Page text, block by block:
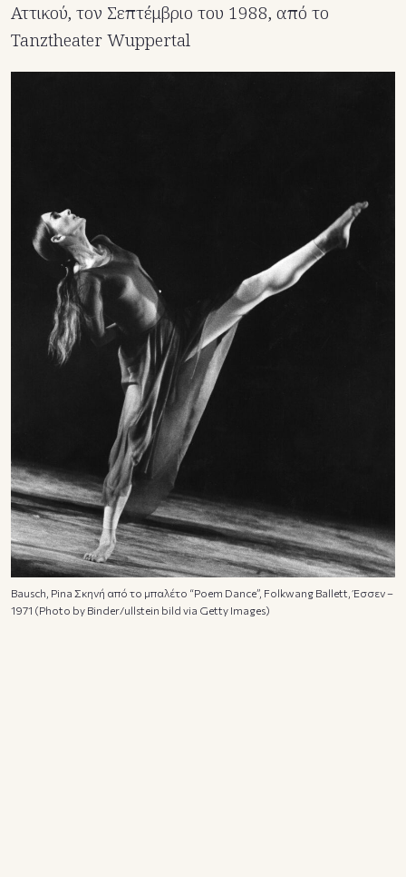
Αττικού, τον Σεπτέμβριο του 1988, από το
Tanztheater Wuppertal
Bausch, Pina Σκηνή από το μπαλέτο “Poem Dance”, Folkwang Ballett, Έσσεν –
1971 (Photo by Binder/ullstein bild via Getty Images)